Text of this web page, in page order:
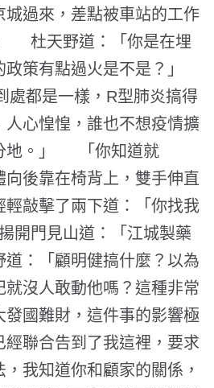
城過來，差點被車站的工作
杜天野道：「你是在埋
策有點過火是不是？」
都是一樣，R型肺炎搞得
人心惶惶，誰也不想疫情擴
地。」 「你知道就
後靠在椅背上，雙手伸直
輕敲擊了兩下道：「你找我
門見山道：「江城製藥
道：「顧明健搞什麼？以為
沒人敢動他嗎？這種非常
發國難財，這件事的影響極
經聯合告到了我這裡，要求
我知道你和顧家的關係，